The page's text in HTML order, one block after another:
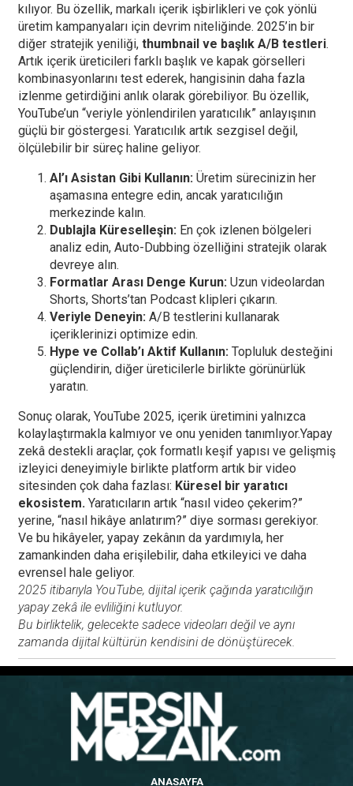
kılıyor. Bu özellik, markalı içerik işbirlikleri ve çok yönlü
üretim kampanyaları için devrim niteliğinde. 2025’in bir
diğer stratejik yeniliği, thumbnail ve başlık A/B testleri.
Artık içerik üreticileri farklı başlık ve kapak görselleri
kombinasyonlarını test ederek, hangisinin daha fazla
izlenme getirdiğini anlık olarak görebiliyor. Bu özellik,
YouTube’un “veriyle yönlendirilen yaratıcılık” anlayışının
güçlü bir göstergesi. Yaratıcılık artık sezgisel değil,
ölçülebilir bir süreç haline geliyor.
AI’ı Asistan Gibi Kullanın:Üretim sürecinizin her
aşamasına entegre edin, ancak yaratıcılığın
merkezinde kalın.
Dublajla Küreselleşin:En çok izlenen bölgeleri
analiz edin, Auto-Dubbing özelliğini stratejik olarak
devreye alın.
Formatlar Arası Denge Kurun:Uzun videolardan
Shorts, Shorts’tan Podcast klipleri çıkarın.
Veriyle Deneyin:A/B testlerini kullanarak
içeriklerinizi optimize edin.
Hype ve Collab’ı Aktif Kullanın:Topluluk desteğini
güçlendirin, diğer üreticilerle birlikte görünürlük
yaratın.
Sonuç olarak, YouTube 2025, içerik üretimini yalnızca
kolaylaştırmakla kalmıyor ve onu yeniden tanımlıyor.Yapay
zekâ destekli araçlar, çok formatlı keşif yapısı ve gelişmiş
izleyici deneyimiyle birlikte platform artık bir video
sitesinden çok daha fazlası: Küresel bir yaratıcı
ekosistem. Yaratıcıların artık “nasıl video çekerim?”
yerine, “nasıl hikâye anlatırım?” diye sorması gerekiyor.
Ve bu hikâyeler, yapay zekânın da yardımıyla, her
zamankinden daha erişilebilir, daha etkileyici ve daha
evrensel hale geliyor.
2025 itibarıyla YouTube, dijital içerik çağında yaratıcılığın
yapay zekâ ile evliliğini kutluyor.
Bu birliktelik, gelecekte sadece videoları değil ve aynı
zamanda dijital kültürün kendisini de dönüştürecek.
ANASAYFA